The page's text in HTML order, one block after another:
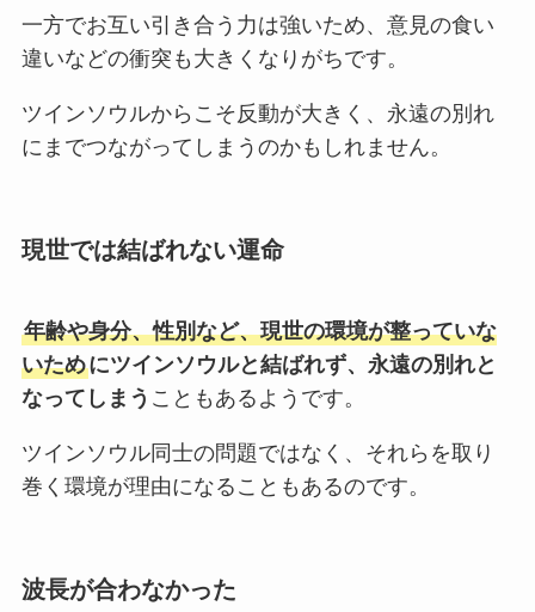
一方でお互い引き合う力は強いため、意見の食い
違いなどの衝突も大きくなりがちです。
ツインソウルからこそ反動が大きく、永遠の別れ
にまでつながってしまうのかもしれません。
現世では結ばれない運命
年齢や身分、性別など、現世の環境が整っていな
いためにツインソウルと結ばれず、永遠の別れと
なってしまう こともあるようです。
ツインソウル同士の問題ではなく、それらを取り
巻く環境が理由になることもあるのです。
波長が合わなかった